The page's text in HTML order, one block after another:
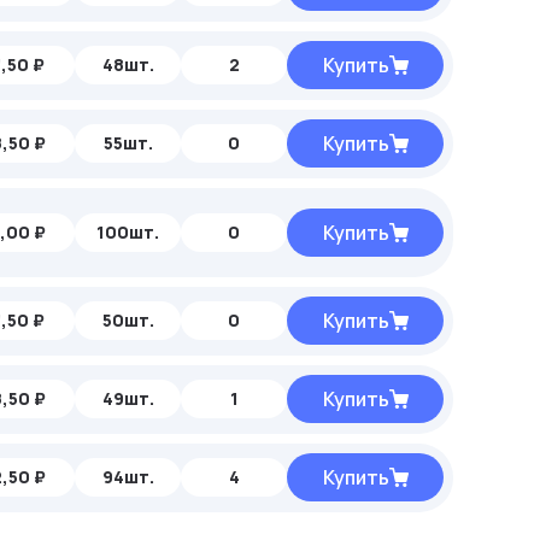
₽ 48шт. 2 Купить
₽ 55шт. 0 Купить
₽ 100шт. 0 Купить
₽ 50шт. 0 Купить
₽ 49шт. 1 Купить
₽ 94шт. 4 Купить